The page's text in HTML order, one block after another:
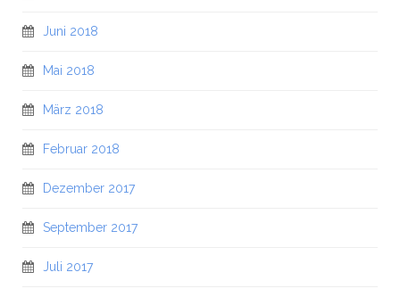
Juni 2018
Mai 2018
März 2018
Februar 2018
Dezember 2017
September 2017
Juli 2017